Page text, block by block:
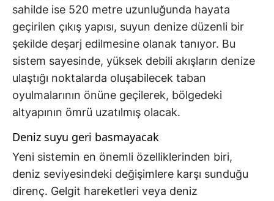
sahilde ise 520 metre uzunluğunda hayata
geçirilen çıkış yapısı, suyun denize düzenli bir
şekilde deşarj edilmesine olanak tanıyor. Bu
sistem sayesinde, yüksek debili akışların denize
ulaştığı noktalarda oluşabilecek taban
oyulmalarının önüne geçilerek, bölgedeki
altyapının ömrü uzatılmış olacak.
Deniz suyu geri basmayacak
Yeni sistemin en önemli özelliklerinden biri,
deniz seviyesindeki değişimlere karşı sunduğu
direnç. Gelgit hareketleri veya deniz